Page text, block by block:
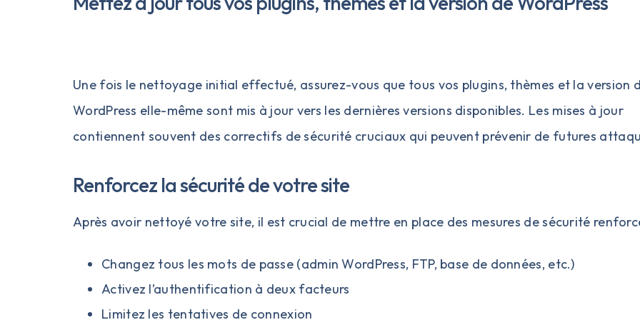
Une fois le nettoyage initial effectué, assurez-vous que tous vos plugins, thèmes et la version
WordPress elle-même sont mis à jour vers les dernières versions disponibles. Les mises à jour
contiennent souvent des correctifs de sécurité cruciaux qui peuvent prévenir de futures
Renforcez la sécurité de votre site
Après avoir nettoyé votre site, il est crucial de mettre en place des mesures de sécurité
Changez tous les mots de passe (admin WordPress, FTP, base de données, etc.)
Activez l’authentification à deux facteurs
Limitez les tentatives de connexion